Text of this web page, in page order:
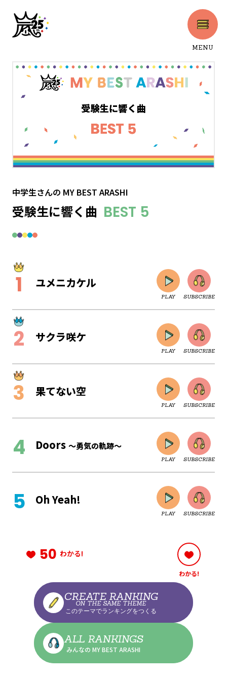
MENU
中学生さんの MY BEST ARASHI
受験生に響く曲 BEST 5
ユメニカケル
PLAY SUBSCRIBE
サクラ咲ケ
PLAY SUBSCRIBE
果てない空
PLAY SUBSCRIBE
Doors ～勇気の軌跡～
PLAY SUBSCRIBE
CLOSE
Oh Yeah!
PLAY SUBSCRIBE
CLOSE
50 わかる!
わかる!
CREATE RANKING
ON THE SAME THEME
このテーマでランキングをつくる
ALL RANKINGS
みんなの MY BEST ARASHI